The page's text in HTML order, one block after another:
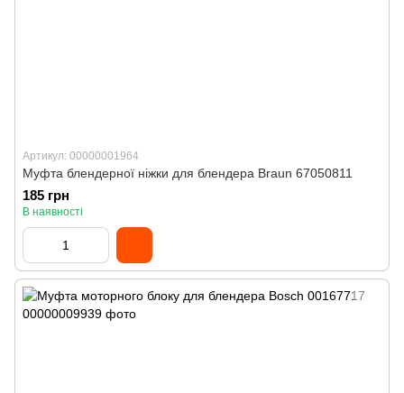
Артикул: 00000001964
Муфта блендерної ніжки для блендера Braun 67050811
185 грн
В наявності